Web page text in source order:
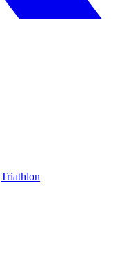
Triathlon